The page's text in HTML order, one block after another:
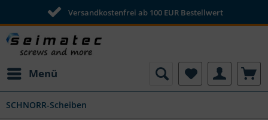
Versandkostenfrei ab 100 EUR Bestellwert
Menü
SCHNORR-Scheiben